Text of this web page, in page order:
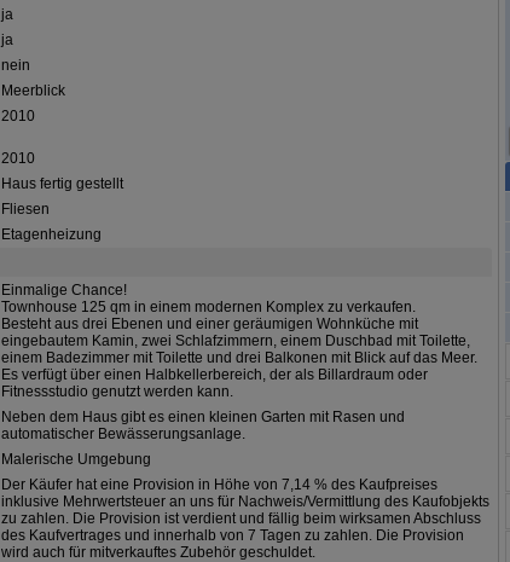
ja
ja
nein
Meerblick
2010
2010
Haus fertig gestellt
Fliesen
Etagenheizung
Einmalige Chance!
Townhouse 125 qm in einem modernen Komplex zu verkaufen.
Besteht aus drei Ebenen und einer geräumigen Wohnküche mit
eingebautem Kamin, zwei Schlafzimmern, einem Duschbad mit Toilette,
einem Badezimmer mit Toilette und drei Balkonen mit Blick auf das Meer.
Es verfügt über einen Halbkellerbereich, der als Billardraum oder
Fitnessstudio genutzt werden kann.
Neben dem Haus gibt es einen kleinen Garten mit Rasen und
automatischer Bewässerungsanlage.
Malerische Umgebung
Der Käufer hat eine Provision in Höhe von 7,14 % des Kaufpreises
inklusive Mehrwertsteuer an uns für Nachweis/Vermittlung des Kaufobjekts
zu zahlen. Die Provision ist verdient und fällig beim wirksamen Abschluss
des Kaufvertrages und innerhalb von 7 Tagen zu zahlen. Die Provision
wird auch für mitverkauftes Zubehör geschuldet.